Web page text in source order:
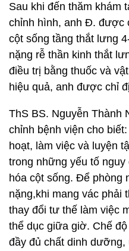
Sau khi đến thăm khám
chỉnh hình, anh Đ. được
cột sống tầng thắt lưng
nặng rễ thần kinh thắt
điều trị bằng thuốc và
hiệu quả, anh được chỉ
ThS BS. Nguyễn Thành
chỉnh bệnh viện cho
hoạt, làm việc và luyện
trong những yếu tố
hóa cột sống. Để phòng
nặng,khi mang vác phải
thay đổi tư thế làm việc
thể dục giữa giờ. Chế
đầy đủ chất dinh